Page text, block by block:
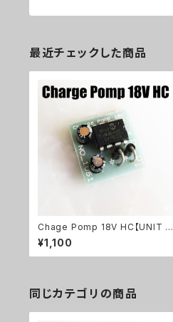
最近チェックした商品
Chage Pomp 18V HC【UNIT K
IT】
¥1,100
同じカテゴリの商品